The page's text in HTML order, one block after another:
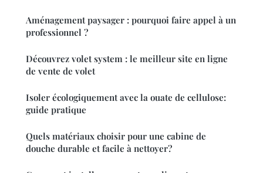
Aménagement paysager : pourquoi faire appel à un
professionnel ?
Découvrez volet system : le meilleur site en ligne
de vente de volet
Isoler écologiquement avec la ouate de cellulose:
guide pratique
Quels matériaux choisir pour une cabine de
douche durable et facile à nettoyer?